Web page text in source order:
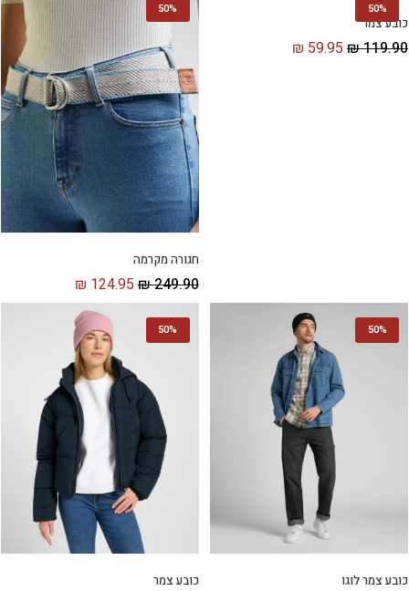
50%
כובע צמר
₪119.90
₪ 59.95
50%
חגורה מקרמה
₪249.90
₪ 124.95
50%
כובע צמר לוגו
50%
כובע צמר